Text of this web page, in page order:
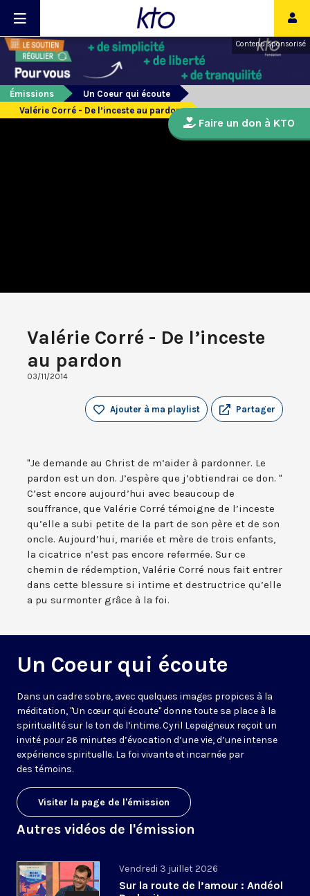
Contenu sponsorisé
Émissions
Un Coeur qui écoute
Valérie Corré - De l’inceste au pardon
Valérie Corré - De l’inceste
au pardon
03/11/2014
Partager
Ajouter à ma playlist
"Je demande au Christ de m’aider à pardonner. Le
pardon est un don. J’espère que j’obtiendrai ce don. "
C’est encore aujourd’hui avec beaucoup de
souffrance, que Valérie Corré témoigne de l’inceste
qu’elle a subi petite de la part de son père et de son
oncle. Aujourd’hui, mariée et mère de trois enfants,
la cicatrice n’est pas encore refermée. Sur ce
chemin de rédemption, Valérie Corré nous fait entrer
dans cette blessure si intime et destructrice qu’elle
a pu surmonter grâce à la foi.
Un Coeur qui écoute
Dans un cadre sobre, avec quelques images propices à la
méditation, "Un cœur qui écoute" donne toute sa place à la
spiritualité sur le ton de l’intime. Cyril Lepeigneux reçoit un
invité pour 26 minutes d’évocation d’une vie, d’une intense
expérience spirituelle. La foi vivante et incarnée par
des témoins.
Visiter la page de l'émission
Autres vidéos de l'émission
Vendredi 3 juillet 2026
Sur la route de l’amour : Andéol
Faire un don à KTO